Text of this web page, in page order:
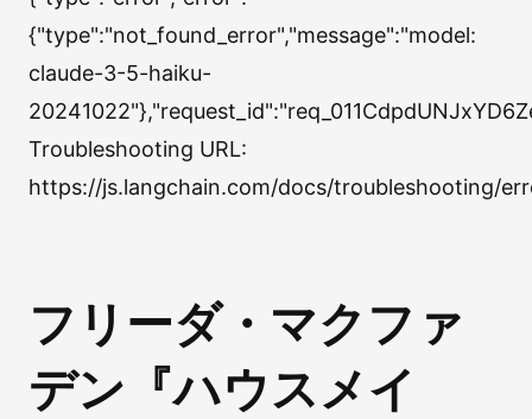
{"type":"not_found_error","message":"model:
claude-3-5-haiku-
Troubleshooting URL:
https://js.langchain.com/docs/troubleshooting/
フリーダ・マクファ
デン『ハウスメイ